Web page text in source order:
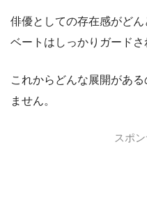
俳優としての存在感がど
ベートはしっかりガードさ
これからどんな展開があ
ません。
スポ